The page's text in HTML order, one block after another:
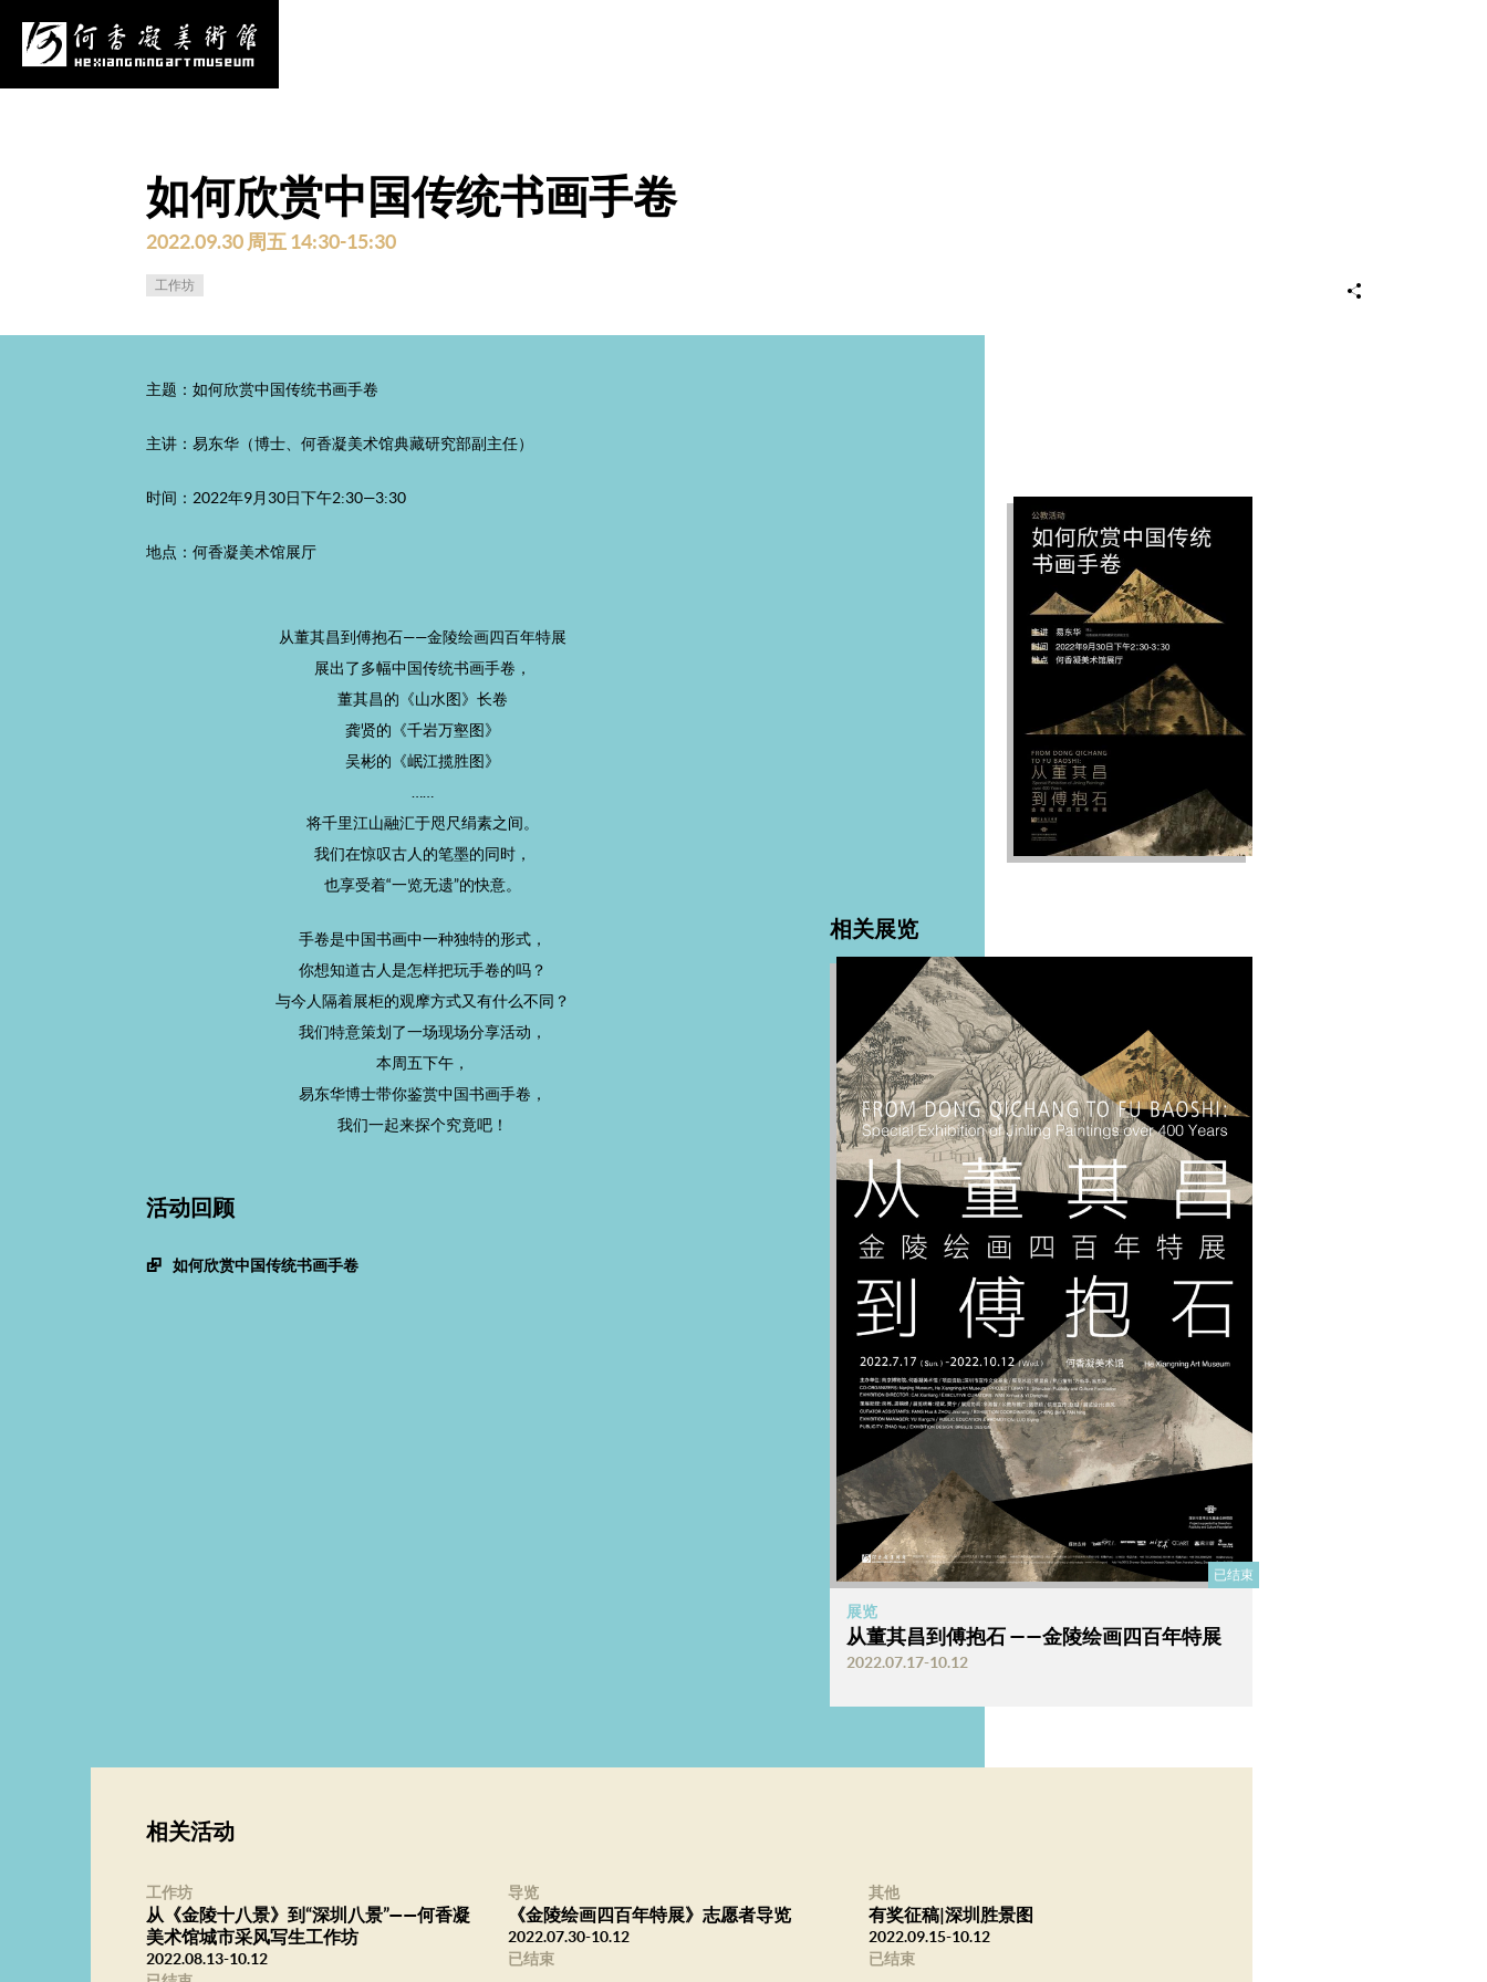
项目申报 采购公告 更多
如何欣赏中国传统书画手卷
2022.09.30 周五 14:30-15:30
工作坊
主题：如何欣赏中国传统书画手卷
主讲：易东华（博士、何香凝美术馆典藏研究部副主任）
时间：2022年9月30日下午2:30—3:30
地点：何香凝美术馆展厅
从董其昌到傅抱石——金陵绘画四百年特展
展出了多幅中国传统书画手卷，
董其昌的《山水图》长卷
龚贤的《千岩万壑图》
吴彬的《岷江揽胜图》
将千里江山融汇于咫尺绢素之间。
我们在惊叹古人的笔墨的同时，
也享受着“一览无遗”的快意。
手卷是中国书画中一种独特的形式，
你想知道古人是怎样把玩手卷的吗？
与今人隔着展柜的观摩方式又有什么不同？
我们特意策划了一场现场分享活动，
本周五下午，
易东华博士带你鉴赏中国书画手卷，
我们一起来探个究竟吧！
活动回顾
如何欣赏中国传统书画手卷
相关展览
已结束
展览
从董其昌到傅抱石 ——金陵绘画四百年特展
2022.07.17-10.12
相关活动
工作坊
从《金陵十八景》到“深圳八景”——何香凝
美术馆城市采风写生工作坊
2022.08.13-10.12
导览
《金陵绘画四百年特展》志愿者导览
2022.07.30-10.12
已结束
其他
有奖征稿|深圳胜景图
2022.09.15-10.12
已结束